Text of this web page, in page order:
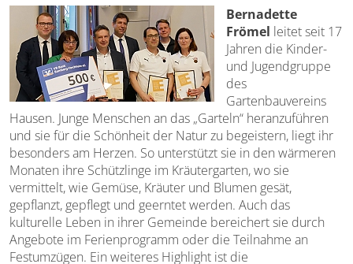
Bernadette
Frömel leitet seit 17
Jahren die Kinder-
und Jugendgruppe
des
Gartenbauvereins
Hausen. Junge Menschen an das „Garteln“ heranzuführen
und sie für die Schönheit der Natur zu begeistern, liegt ihr
besonders am Herzen. So unterstützt sie in den wärmeren
Monaten ihre Schützlinge im Kräutergarten, wo sie
vermittelt, wie Gemüse, Kräuter und Blumen gesät,
gepflanzt, gepflegt und geerntet werden. Auch das
kulturelle Leben in ihrer Gemeinde bereichert sie durch
Angebote im Ferienprogramm oder die Teilnahme an
Festumzügen. Ein weiteres Highlight ist die